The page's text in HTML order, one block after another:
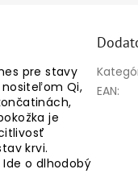
pre stavy
Qi,
je
krvi.
o dlhodobý
EAN: